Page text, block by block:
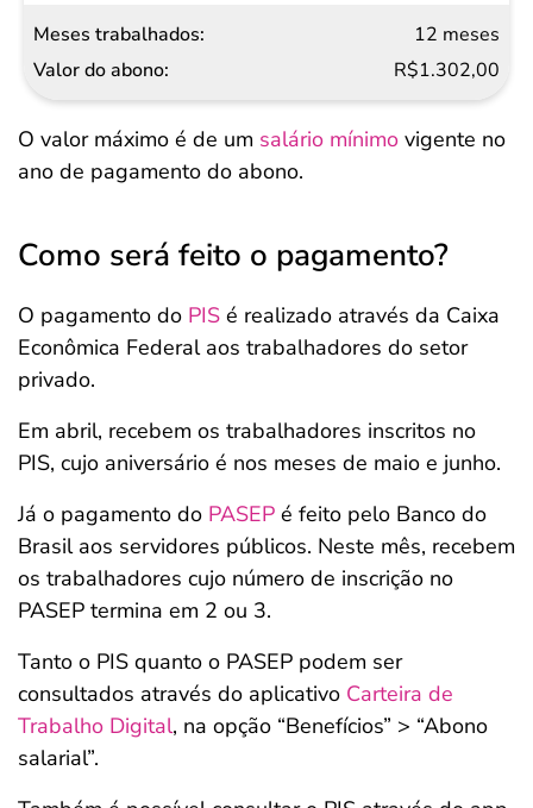
12 meses
R$1.302,00
O valor máximo é de um salário mínimo vigente no
ano de pagamento do abono.
Como será feito o pagamento?
O pagamento do PIS é realizado através da Caixa
Econômica Federal aos trabalhadores do setor
privado.
Em abril, recebem os trabalhadores inscritos no
PIS, cujo aniversário é nos meses de maio e junho.
Já o pagamento do PASEP é feito pelo Banco do
Brasil aos servidores públicos. Neste mês, recebem
os trabalhadores cujo número de inscrição no
PASEP termina em 2 ou 3.
Tanto o PIS quanto o PASEP podem ser
consultados através do aplicativo Carteira de
Trabalho Digital, na opção “Benefícios” > “Abono
salarial”.